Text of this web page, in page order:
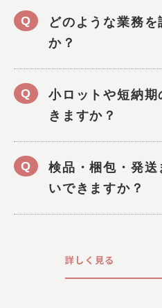
どのような業務
か？
小ロットや短納
きますか？
検品・梱包・発
いできますか？
詳しく見る